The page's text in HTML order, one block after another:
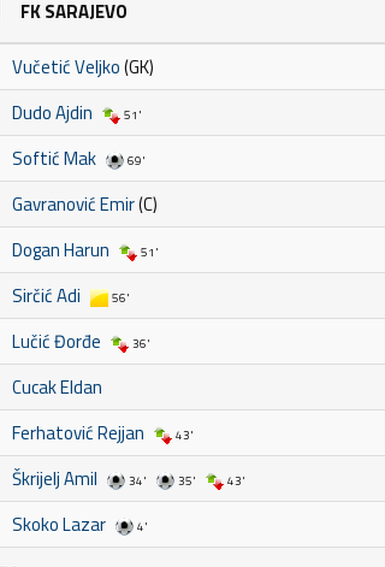
FK SARAJEVO
Vučetić Veljko(GK)
Dudo Ajdin 51'
Softić Mak 69'
Gavranović Emir(C)
Dogan Harun 51'
Sirčić Adi 56'
Lučić Đorđe 36'
Cucak Eldan
Ferhatović Rejjan 43'
Škrijelj Amil 34' 35' 43'
Skoko Lazar 4'